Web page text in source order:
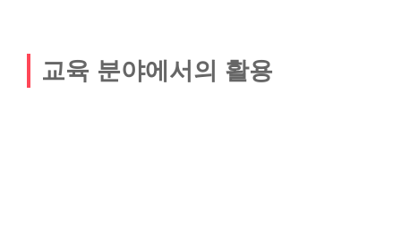
교육 분야에서의 활용